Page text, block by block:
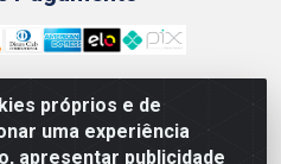
próprios e de
uma experiência
apresentar publicidade
CNPJ 18.217.682/0001-54 -
58 - Bultrins, Olinda/PE